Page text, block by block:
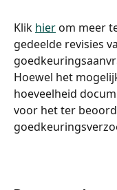
Klik hier om meer
gedeelde revisies
Hoewel het
hoeveelheid
voor het ter